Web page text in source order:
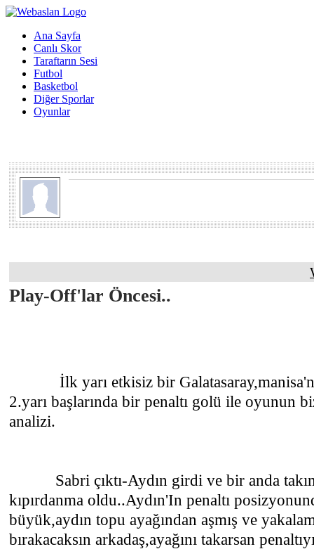
Ana Sayfa
Canlı Skor
Taraftarın Sesi
Futbol
Basketbol
Diğer Sporlar
Oyunlar
Play-Off'lar Öncesi..
İlk yarı etkisiz bir
2.yarı başlarında bir penaltı golü ile oyunun
analizi.
Sabri çıktı-Aydın girdi ve bir anda
kıpırdanma oldu..Aydın'In penaltı
büyük,aydın topu ayağından aşmış ve
bırakacaksın arkadaş,ayağını takarsan